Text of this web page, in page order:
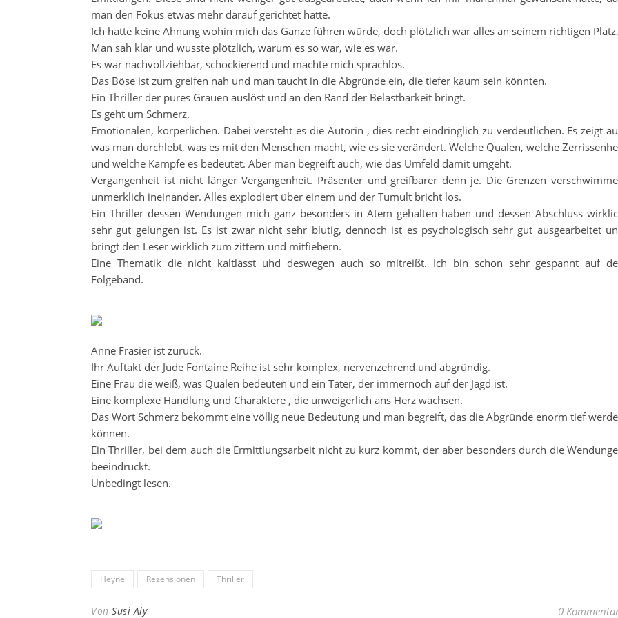
man den Fokus etwas mehr darauf gerichtet hätte.
Ich hatte keine Ahnung wohin mich das Ganze führen würde, doch plötzlich war alles an seinem richtigen Platz.
Man sah klar und wusste plötzlich, warum es so war, wie es war.
Es war nachvollziehbar, schockierend und machte mich sprachlos.
Das Böse ist zum greifen nah und man taucht in die Abgründe ein, die tiefer kaum sein könnten.
Ein Thriller der pures Grauen auslöst und an den Rand der Belastbarkeit bringt.
Es geht um Schmerz.
Emotionalen, körperlichen. Dabei versteht es die Autorin , dies recht eindringlich zu verdeutlichen. Es zeigt
was man durchlebt, was es mit den Menschen macht, wie es sie verändert. Welche Qualen, welche
und welche Kämpfe es bedeutet. Aber man begreift auch, wie das Umfeld damit umgeht.
Vergangenheit ist nicht länger Vergangenheit. Präsenter und greifbarer denn je. Die Grenzen
unmerklich ineinander. Alles explodiert über einem und der Tumult bricht los.
Ein Thriller dessen Wendungen mich ganz besonders in Atem gehalten haben und dessen Abschluss
sehr gut gelungen ist. Es ist zwar nicht sehr blutig, dennoch ist es psychologisch sehr gut ausgearbeitet
bringt den Leser wirklich zum zittern und mitfiebern.
Eine Thematik die nicht kaltlässt uhd deswegen auch so mitreißt. Ich bin schon sehr gespannt auf
Folgeband.
Anne Frasier ist zurück.
Ihr Auftakt der Jude Fontaine Reihe ist sehr komplex, nervenzehrend und abgründig.
Eine Frau die weiß, was Qualen bedeuten und ein Täter, der immernoch auf der Jagd ist.
Eine komplexe Handlung und Charaktere , die unweigerlich ans Herz wachsen.
Das Wort Schmerz bekommt eine völlig neue Bedeutung und man begreift, das die Abgründe enorm tief
können.
Ein Thriller, bei dem auch die Ermittlungsarbeit nicht zu kurz kommt, der aber besonders durch die
beeindruckt.
Unbedingt lesen.
Heyne Rezensionen Thriller
Von Susi Aly 0